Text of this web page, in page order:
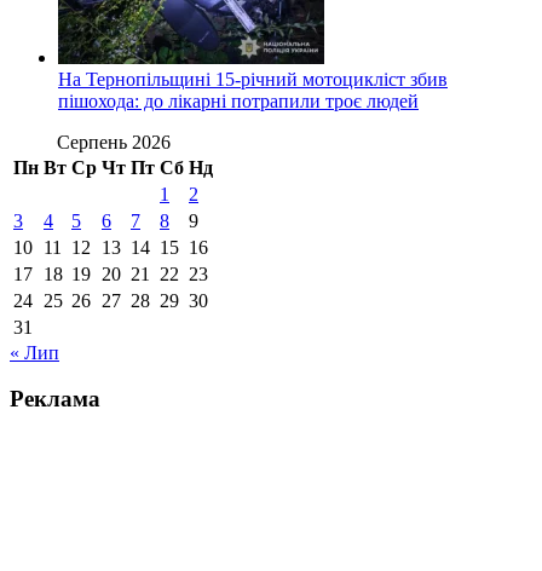
На Тернопільщині 15-річний мотоцикліст збив
пішохода: до лікарні потрапили троє людей
Серпень 2026
Пн Вт Ср Чт Пт Сб Нд
1
2
3
4 5 6 7 8
9
10 11 12 13 14 15 16
17 18 19 20 21 22 23
24 25 26 27 28 29 30
31
« Лип
Реклама